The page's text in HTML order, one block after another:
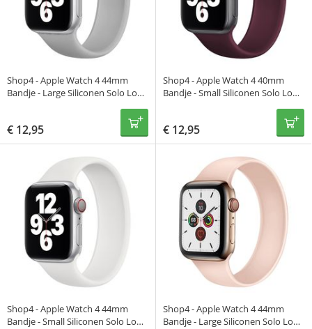
Shop4 - Apple Watch 4 44mm
Bandje - Large Siliconen Solo Loop
€ 12,95
Shop4 - Apple Watch 4 40mm
Bandje - Small Siliconen Solo Loop
€ 12,95
Shop4 - Apple Watch 4 44mm
Bandje - Small Siliconen Solo Loop
Shop4 - Apple Watch 4 44mm
Bandje - Large Siliconen Solo Loop